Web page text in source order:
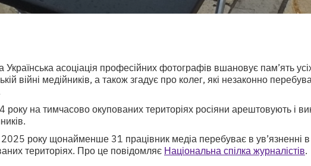
асоціація професійних фотографів вшановує пам’ять
війні медійників, а також згадує про колег, які незаконно
на тимчасово окупованих територіях росіяни арештовують і
року щонайменше 31 працівник медіа перебуває в ув’язненні
територіях. Про це повідомляє Національна спілка журналістів.